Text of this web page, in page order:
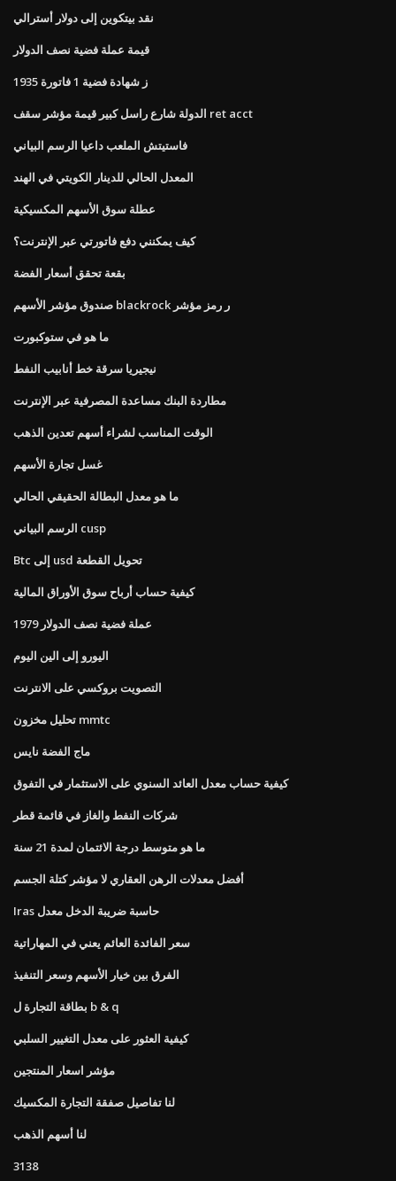
نقد بيتكوين إلى دولار أسترالي
قيمة عملة فضية نصف الدولار
1935 ز شهادة فضية 1 فاتورة
الدولة شارع راسل كبير قيمة مؤشر سقف ret acct
فاستيتش الملعب داعيا الرسم البياني
المعدل الحالي للدينار الكويتي في الهند
عطلة سوق الأسهم المكسيكية
كيف يمكنني دفع فاتورتي عبر الإنترنت؟
بقعة تحقق أسعار الفضة
صندوق مؤشر الأسهم blackrock ر رمز مؤشر
ما هو في ستوكبورت
نيجيريا سرقة خط أنابيب النفط
مطاردة البنك مساعدة المصرفية عبر الإنترنت
الوقت المناسب لشراء أسهم تعدين الذهب
غسل تجارة الأسهم
ما هو معدل البطالة الحقيقي الحالي
الرسم البياني cusp
Btc إلى usd تحويل القطعة
كيفية حساب أرباح سوق الأوراق المالية
1979 عملة فضية نصف الدولار
اليورو إلى الين اليوم
التصويت بروكسي على الانترنت
تحليل مخزون mmtc
ماج الفضة نايس
كيفية حساب معدل العائد السنوي على الاستثمار في التفوق
شركات النفط والغاز في قائمة قطر
ما هو متوسط ​​درجة الائتمان لمدة 21 سنة
أفضل معدلات الرهن العقاري لا مؤشر كتلة الجسم
Iras حاسبة ضريبة الدخل معدل
سعر الفائدة العائم يعني في المهاراتية
الفرق بين خيار الأسهم وسعر التنفيذ
بطاقة التجارة ل b & q
كيفية العثور على معدل التغيير السلبي
مؤشر اسعار المنتجين
لنا تفاصيل صفقة التجارة المكسيك
لنا أسهم الذهب
3138